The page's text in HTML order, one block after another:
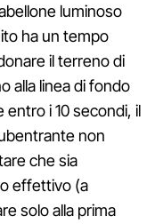
luminoso
ha un tempo
il terreno di
alla linea di fondo
entro i 10 secondi, il
non
che sia
effettivo (a
solo alla prima